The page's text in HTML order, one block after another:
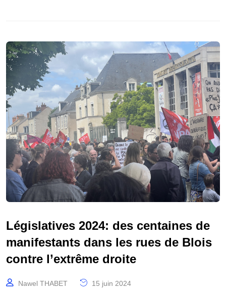
Législatives 2024: des centaines de
manifestants dans les rues de Blois
contre l’extrême droite
Nawel THABET 15 juin 2024